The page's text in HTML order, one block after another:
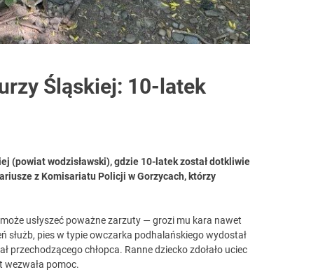
Śląskiej: 10-latek
(powiat wodzisławski), gdzie 10-latek został dotkliwie
z Komisariatu Policji w Gorzycach, którzy
usłyszeć poważne zarzuty — grozi mu kara nawet
służb, pies w typie owczarka podhalańskiego wydostał
przechodzącego chłopca. Ranne dziecko zdołało uciec
wezwała pomoc.